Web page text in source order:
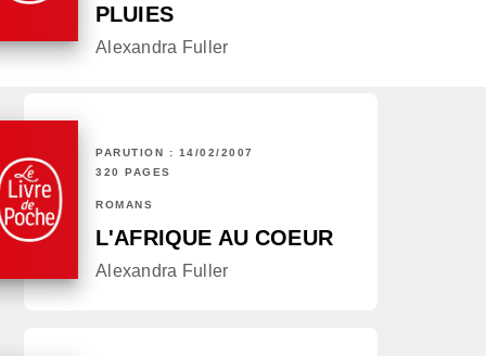
PLUIES
Alexandra Fuller
PARUTION : 14/02/2007
320 PAGES
ROMANS
L'AFRIQUE AU COEUR
Alexandra Fuller